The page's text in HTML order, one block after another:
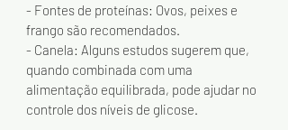
- Fontes de proteínas: Ovos, peixes e
frango são recomendados.
- Canela: Alguns estudos sugerem que,
quando combinada com uma
alimentação equilibrada, pode ajudar no
controle dos níveis de glicose.